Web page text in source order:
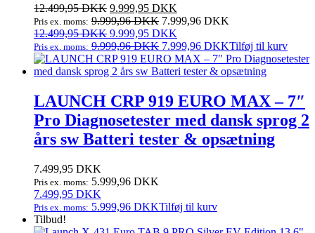
12.499,95DKK Den
oprindelige
pris
var:
12.499,95 DKK.
9.999,95 DKK
aktuelle
er:
9.999,95 DKK.
Pris ex. moms: 9.999,96DKK 7.999,96 DKK
12.499,95DKK Den
oprindelige
pris
var:
9.999,95 DKK
aktuelle
pris
er:
Pris ex. moms: 9.999,96DKK 7.999,96 DKKTilføj til kurv
LAUNCH CRP 919 EURO MAX – 7″
Pro Diagnosetester med dansk sprog 2
års sw Batteri tester & opsætning
7.499,95 DKK
Pris ex. moms: 5.999,96 DKK
7.499,95 DKK
Pris ex. moms: 5.999,96 DKKTilføj til kurv
Tilbud!